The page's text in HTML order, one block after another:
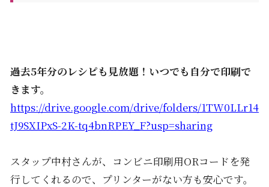
過去5年分のレシピも見放題！いつでも自分で印刷で
きます。
https://drive.google.com/drive/folders/1TW0LLr14
tJ9SXIPxS-2K-tq4bnRPEY_F?usp=sharing
スタップ中村さんが、コンビニ印刷用ORコードを発
行してくれるので、プリンターがない方も安心です。